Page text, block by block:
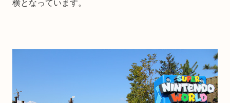
横となっています。